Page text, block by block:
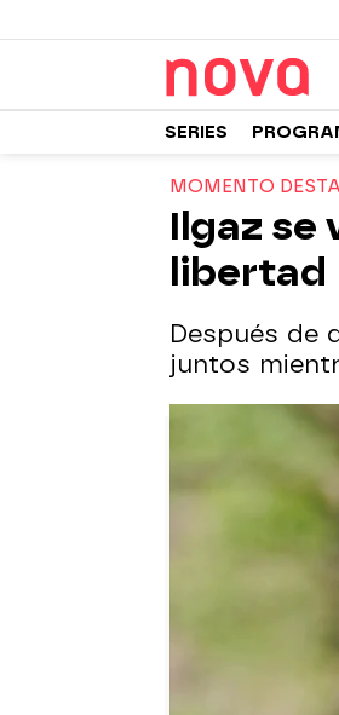
SERIES
MOMENTO
Ilgaz se
libertad
Después de
juntos